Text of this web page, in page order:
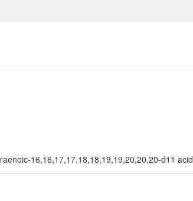
16,16,17,17,18,18,19,19,20,20,20-d11 acid